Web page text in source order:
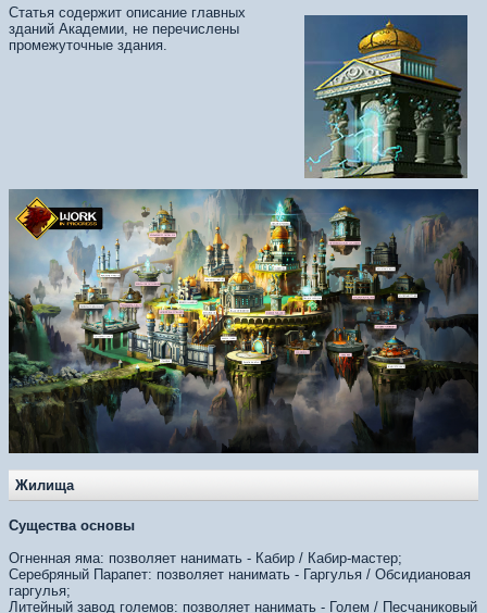
Статья содержит описание главных
зданий Академии, не перечислены
промежуточные здания.
Жилища
Существа основы
Огненная яма: позволяет нанимать - Кабир / Кабир-мастер;
Серебряный Парапет: позволяет нанимать - Гаргулья / Обсидиановая
гаргулья;
Литейный завод големов: позволяет нанимать - Голем / Песчаниковый